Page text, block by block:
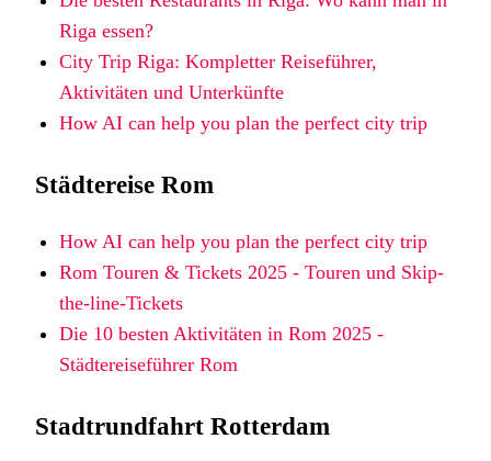
Riga essen?
City Trip Riga: Kompletter Reiseführer,
Aktivitäten und Unterkünfte
How AI can help you plan the perfect city trip
Städtereise Rom
How AI can help you plan the perfect city trip
Rom Touren & Tickets 2025 - Touren und Skip-
the-line-Tickets
Die 10 besten Aktivitäten in Rom 2025 -
Städtereiseführer Rom
Stadtrundfahrt Rotterdam